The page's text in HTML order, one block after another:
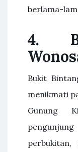
berlama-
4.
Bukit
menikmati
Gunung